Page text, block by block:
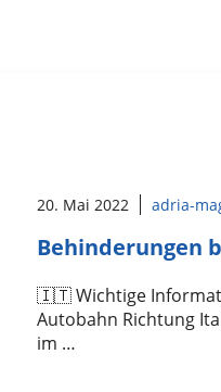
20. Mai 2022 adria-
Behinderungen
🇮🇹 Wichtige
Autobahn Richtung
im …